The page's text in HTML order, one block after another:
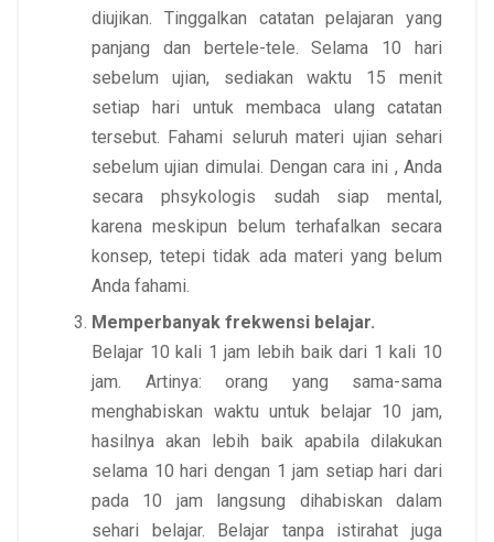
diujikan. Tinggalkan catatan pelajaran yang
panjang dan bertele-tele. Selama 10 hari
sebelum ujian, sediakan waktu 15 menit
setiap hari untuk membaca ulang catatan
tersebut. Fahami seluruh materi ujian sehari
sebelum ujian dimulai. Dengan cara ini , Anda
secara phsykologis sudah siap mental,
karena meskipun belum terhafalkan secara
konsep, tetepi tidak ada materi yang belum
Anda fahami.
Memperbanyak frekwensi belajar.
Belajar 10 kali 1 jam lebih baik dari 1 kali 10
jam. Artinya: orang yang sama-sama
menghabiskan waktu untuk belajar 10 jam,
hasilnya akan lebih baik apabila dilakukan
selama 10 hari dengan 1 jam setiap hari dari
pada 10 jam langsung dihabiskan dalam
sehari belajar. Belajar tanpa istirahat juga